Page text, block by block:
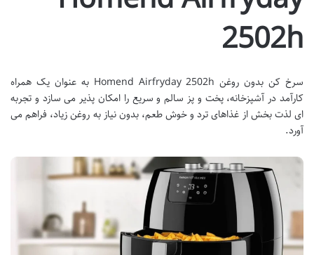
2502h
سرخ کن بدون روغن Homend Airfryday 2502h به عنوان یک همراه
کارآمد در آشپزخانه، پخت و پز سالم و سریع را امکان پذیر می سازد و تجربه
ای لذت بخش از غذاهای ترد و خوش طعم، بدون نیاز به روغن زیاد، فراهم می
آورد.